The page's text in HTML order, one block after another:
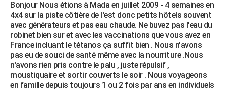
Bonjour Nous étions à Mada en juillet 2009 - 4 semaines en
4x4 sur la piste côtière de l'est donc petits hôtels souvent
avec générateurs et pas eau chaude. Ne buvez pas l'eau du
robinet bien sur et avec les vaccinations que vous avez en
France incluant le tétanos ça suffit bien . Nous n'avons
pas eu de souci de santé même avec la nourriture .Nous
n'avons rien pris contre le palu , juste répulsif ,
moustiquaire et sortir couverts le soir . Nous voyageons
en famille depuis toujours 1 ou 2 fois par ans en individuels